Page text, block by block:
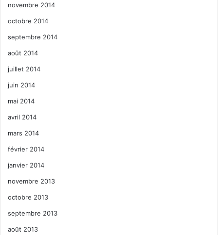
novembre 2014
octobre 2014
septembre 2014
août 2014
juillet 2014
juin 2014
mai 2014
avril 2014
mars 2014
février 2014
janvier 2014
novembre 2013
octobre 2013
septembre 2013
août 2013